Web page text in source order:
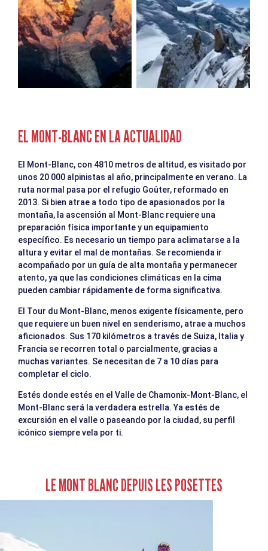
EL MONT-BLANC EN LA ACTUALIDAD
El Mont-Blanc, con 4810 metros de altitud, es visitado por
unos 20 000 alpinistas al año, principalmente en verano. La
ruta normal pasa por el refugio Goûter, reformado en
2013. Si bien atrae a todo tipo de apasionados por la
montaña, la ascensión al Mont-Blanc requiere una
preparación física importante y un equipamiento
específico. Es necesario un tiempo para aclimatarse a la
altura y evitar el mal de montañas. Se recomienda ir
acompañado por un guía de alta montaña y permanecer
atento, ya que las condiciones climáticas en la cima
pueden cambiar rápidamente de forma significativa.
El Tour du Mont-Blanc, menos exigente físicamente, pero
que requiere un buen nivel en senderismo, atrae a muchos
aficionados. Sus 170 kilómetros a través de Suiza, Italia y
Francia se recorren total o parcialmente, gracias a
muchas variantes. Se necesitan de 7 a 10 días para
completar el ciclo.
Estés donde estés en el Valle de Chamonix-Mont-Blanc, el
Mont-Blanc será la verdadera estrella. Ya estés de
excursión en el valle o paseando por la ciudad, su perfil
icónico siempre vela por ti.
LE MONT BLANC DEPUIS LES POSETTES